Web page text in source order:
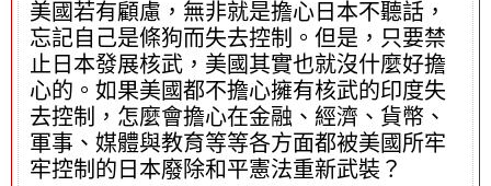
美國若有顧慮，無非就是擔心日本不聽話，
忘記自己是條狗而失去控制。但是，只要禁
止日本發展核武，美國其實也就沒什麼好擔
心的。如果美國都不擔心擁有核武的印度失
去控制，怎麼會擔心在金融、經濟、貨幣、
軍事、媒體與教育等等各方面都被美國所牢
牢控制的日本廢除和平憲法重新武裝？